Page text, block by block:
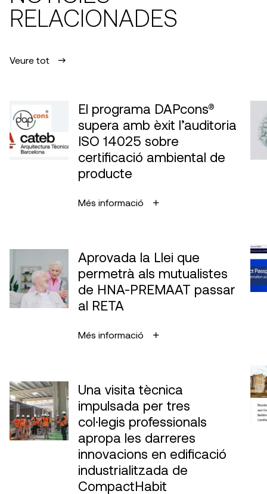
RELACIONADES
Veure tot
El programa DAPcons®
supera amb èxit l’auditoria
ISO 14025 sobre
certificació ambiental de
producte
Més informació
Aprovada la Llei que
permetrà als mutualistes
de HNA-PREMAAT passar
al RETA
Més informació
Una visita tècnica
impulsada per tres
col·legis professionals
apropa les darreres
innovacions en edificació
industrialitzada de
CompactHabit